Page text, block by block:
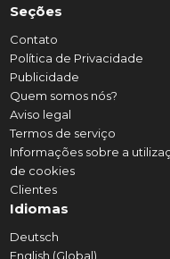
Seções
Contato
Política de Privacidade
Publicidade
Quem somos nós?
Aviso legal
Termos de serviço
Informações sobre a
de cookies
Clientes
Idiomas
Deutsch
English (Global)